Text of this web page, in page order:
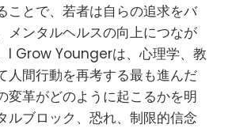
ことで、若者は自らの追求をバ
メンタルヘルスの向上につなが
I Grow Youngerは、心理学、教
人間行動を再考する最も進んだ
変革がどのように起こるかを明
ルブロック、恐れ、制限的信念